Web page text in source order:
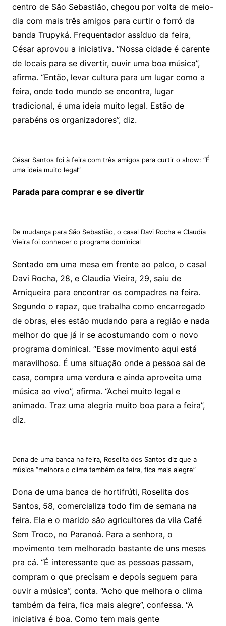
centro de São Sebastião, chegou por volta de meio-
dia com mais três amigos para curtir o forró da
banda Trupyká. Frequentador assíduo da feira,
César aprovou a iniciativa. “Nossa cidade é carente
de locais para se divertir, ouvir uma boa música”,
afirma. “Então, levar cultura para um lugar como a
feira, onde todo mundo se encontra, lugar
tradicional, é uma ideia muito legal. Estão de
parabéns os organizadores”, diz.
César Santos foi à feira com três amigos para curtir o show: “É
uma ideia muito legal”
Parada para comprar e se divertir
De mudança para São Sebastião, o casal Davi Rocha e Claudia
Vieira foi conhecer o programa dominical
Sentado em uma mesa em frente ao palco, o casal
Davi Rocha, 28, e Claudia Vieira, 29, saiu de
Arniqueira para encontrar os compadres na feira.
Segundo o rapaz, que trabalha como encarregado
de obras, eles estão mudando para a região e nada
melhor do que já ir se acostumando com o novo
programa dominical. “Esse movimento aqui está
maravilhoso. É uma situação onde a pessoa sai de
casa, compra uma verdura e ainda aproveita uma
música ao vivo”, afirma. “Achei muito legal e
animado. Traz uma alegria muito boa para a feira”,
diz.
Dona de uma banca na feira, Roselita dos Santos diz que a
música “melhora o clima também da feira, fica mais alegre”
Dona de uma banca de hortifrúti, Roselita dos
Santos, 58, comercializa todo fim de semana na
feira. Ela e o marido são agricultores da vila Café
Sem Troco, no Paranoá. Para a senhora, o
movimento tem melhorado bastante de uns meses
pra cá. “É interessante que as pessoas passam,
compram o que precisam e depois seguem para
ouvir a música”, conta. “Acho que melhora o clima
também da feira, fica mais alegre”, confessa. “A
iniciativa é boa. Como tem mais gente